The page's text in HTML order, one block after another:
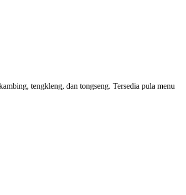
tengkleng, dan tongseng. Tersedia pula menu